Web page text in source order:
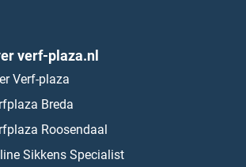
verf-plaza.nl
Verf-plaza
Breda
Roosendaal
Sikkens Specialist